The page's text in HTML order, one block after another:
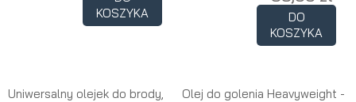
KOSZYKA
DO
KOSZYKA
Uniwersalny olejek do brody,
Olej do golenia Heavyweight -